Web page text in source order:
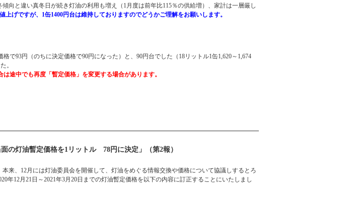
向と違い真冬日が続き灯油の利用も増え（1月度は前年比115％の供給増）、家計は一層厳し
上げですが、1缶1400円台は維持しておりますのでどうかご理解をお願いします。
で93円（のちに決定価格で90円になった）と、90円台でした（18リットル1缶1,620～1,674
。
途中でも再度「暫定価格」を変更する場合があります。
の灯油暫定価格を1リットル 78円に決定」（第2報）
来、12月には灯油委員会を開催して、灯油をめぐる情報交換や価格について協議しするとろ
年12月21日～2021年3月20日までの灯油暫定価格を以下の内容に訂正することにいたしまし